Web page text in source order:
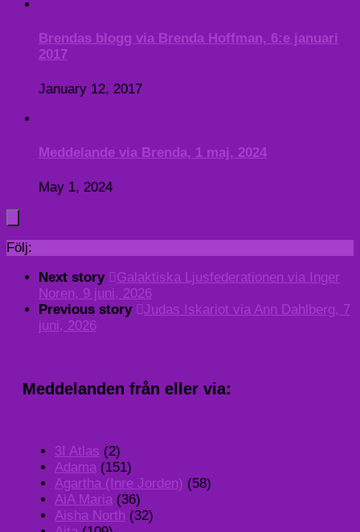
Brendas blogg via Brenda Hoffman, 6:e januari
2017
January 12, 2017
Meddelande via Brenda, 1 maj, 2024
May 1, 2024
Följ:
Next story
Galaktiska Ljusfederationen via Inger
Noren, 9 juni, 2026
Previous story
Judas Iskariot via Ann Dahlberg, 7
juni, 2026
Meddelanden från eller via:
3I Atlas (2)
Adama (151)
Agartha (Inre Jorden) (58)
AiA Maria (36)
Aisha North (32)